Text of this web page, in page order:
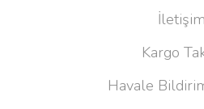
İletişim
Kargo
Havale